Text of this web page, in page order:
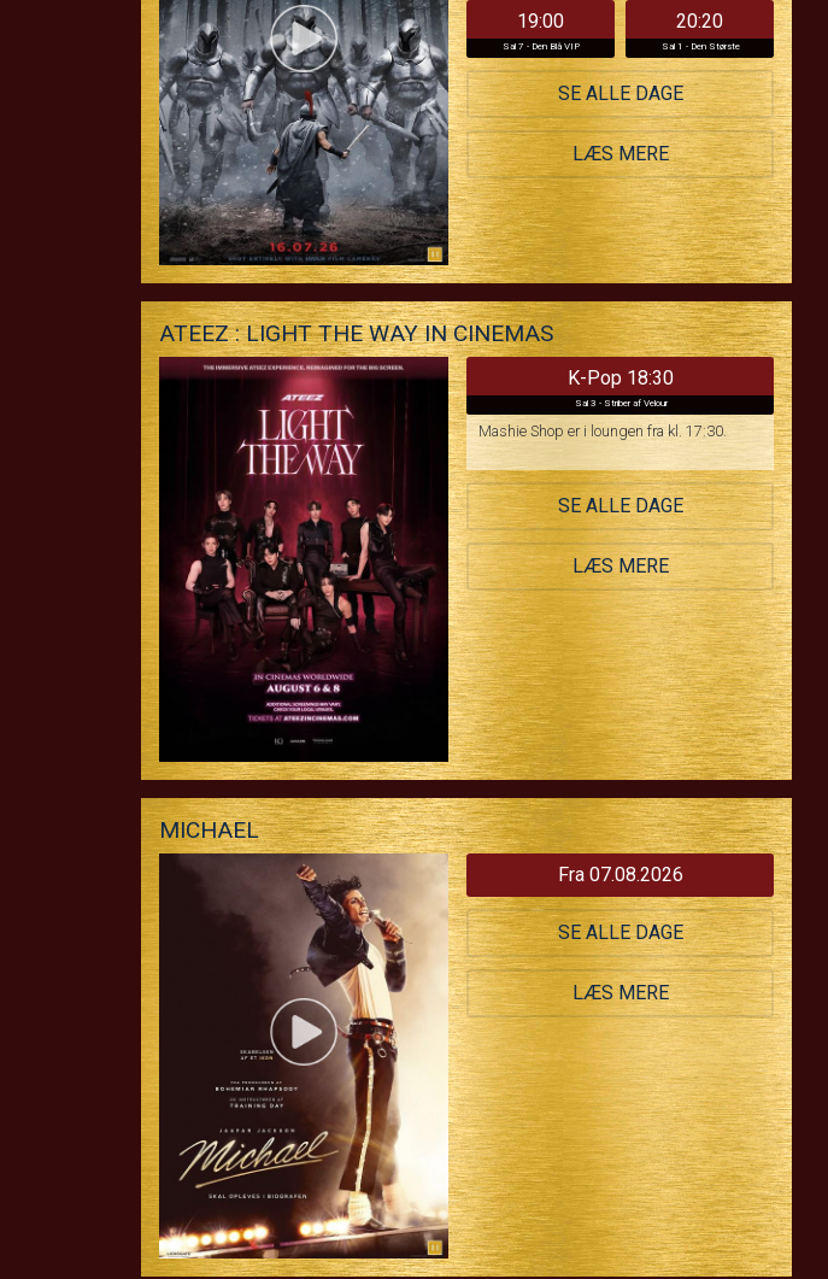
Sal 7 - Den Blå VIP
19:00
Sal 1 - Den Største
20:20
SE ALLE DAGE
LÆS MERE
ATEEZ : LIGHT THE WAY IN CINEMAS
Sal 3 - Striber af Velour
K-Pop 18:30
Mashie Shop er i loungen fra kl. 17:30.
SE ALLE DAGE
LÆS MERE
MICHAEL
Fra 07.08.2026
SE ALLE DAGE
LÆS MERE